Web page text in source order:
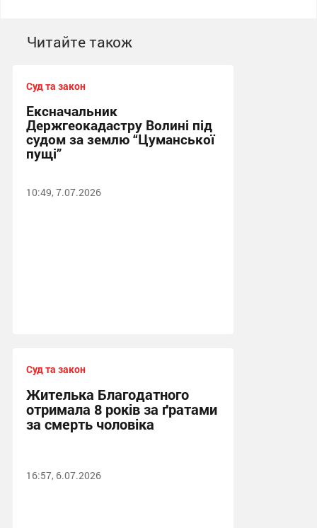
Читайте також
Суд та закон
Ексначальник
Держгеокадастру Волині під
судом за землю “Цуманської
пущі”
10:49, 7.07.2026
Суд та закон
Жителька Благодатного
отримала 8 років за ґратами
за смерть чоловіка
16:57, 6.07.2026